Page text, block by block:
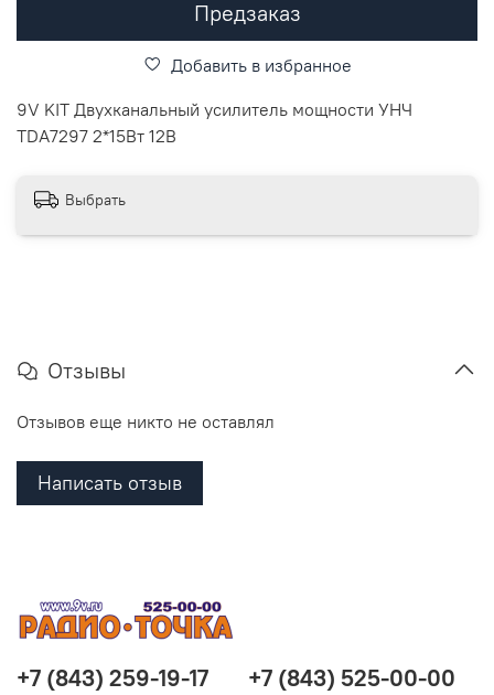
Предзаказ
Добавить в избранное
9V KIT Двухканальный усилитель мощности УНЧ
TDA7297 2*15Вт 12В
Выбрать
Отзывы
Отзывов еще никто не оставлял
Написать отзыв
+7 (843) 259-19-17 +7 (843) 525-00-00